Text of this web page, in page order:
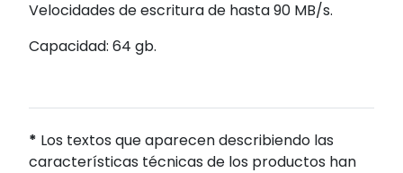
Velocidades de escritura de hasta 90 MB/s.
Capacidad: 64 gb.
* Los textos que aparecen describiendo las
características técnicas de los productos han